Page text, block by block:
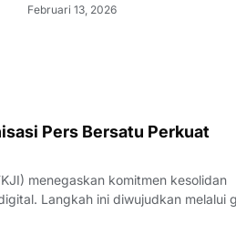
Februari 13, 2026
Pers Bersatu Perkuat
menegaskan komitmen kesolidan
Langkah ini diwujudkan melalui
Payoe, Jalan Olahraga,